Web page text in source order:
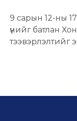
9 сарын 12-ны
үнийг батлан
тээвэрлэлтийг